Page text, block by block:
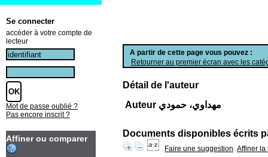
A partir de cette page vous pouvez :
Retourner au premier écran avec les
Détail de l'auteur
Auteur مهداوي، حمودي
Documents disponibles écrits
Faire une suggestion Affiner la
Se connecter
accéder à votre compte de
lecteur
Mot de passe oublié ?
Pas encore inscrit ?
Affiner ou comparer